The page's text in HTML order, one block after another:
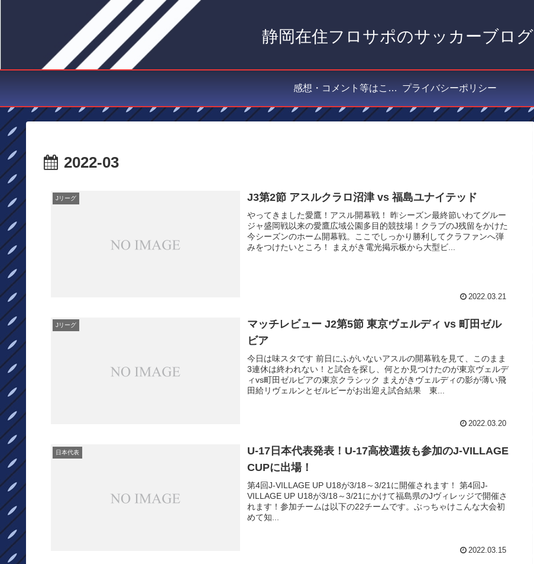
静岡在住フロサポのサッカーブログ
感想・コメント等はこちら プライバシーポリシー
2022-03
Jリーグ J3第2節 アスルクラロ沼津 vs 福島ユナイテッド
やってきました愛鷹！アスル開幕戦！ 昨シーズン最終節いわてグルー
ジャ盛岡戦以来の愛鷹広域公園多目的競技場！クラブのJ残留をかけた
今シーズンのホーム開幕戦。ここでしっかり勝利してクラファンへ弾
みをつけたいところ！ まえがき電光掲示板から大型ビ...
2022.03.21
Jリーグ
マッチレビュー J2第5節 東京ヴェルディ vs 町田ゼル
ビア
今日は味スタです 前日にふがいないアスルの開幕戦を見て、このまま
3連休は終われない！と試合を探し、何とか見つけたのが東京ヴェルデ
ィvs町田ゼルビアの東京クラシック まえがきヴェルディの影が薄い飛
田給リヴェルンとゼルビーがお出迎え試合結果 東...
2022.03.20
日本代表
U-17日本代表発表！U-17高校選抜も参加のJ-VILLAGE
CUPに出場！
第4回J-VILLAGE UP U18が3/18～3/21に開催されます！ 第4回J-
VILLAGE UP U18が3/18～3/21にかけて福島県のJヴィレッジで開催さ
れます！参加チームは以下の22チームです。ぶっちゃけこんな大会初
めて知...
2022.03.15